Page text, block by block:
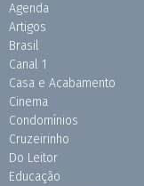
Agenda
Artigos
Brasil
Canal 1
Casa e Acabamento
Cinema
Condomínios
Cruzeirinho
Do Leitor
Educação